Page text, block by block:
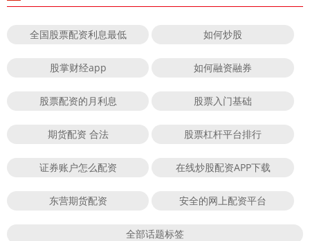
全国股票配资利息最低 如何炒股
股掌财经app 如何融资融券
股票配资的月利息 股票入门基础
期货配资 合法 股票杠杆平台排行
证券账户怎么配资 在线炒股配资APP下载
东营期货配资 安全的网上配资平台
全部话题标签